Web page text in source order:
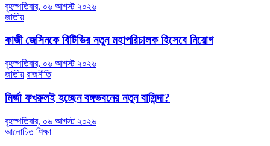
বৃহস্পতিবার, ০৬ আগস্ট ২০২৬
জাতীয়
কাজী জেসিনকে বিটিভির নতুন মহাপরিচালক হিসেবে নিয়োগ
বৃহস্পতিবার, ০৬ আগস্ট ২০২৬
জাতীয় রাজনীতি
মির্জা ফখরুলই হচ্ছেন বঙ্গভবনের নতুন বাসিন্দা?
বৃহস্পতিবার, ০৬ আগস্ট ২০২৬
আলোচিত শিক্ষা